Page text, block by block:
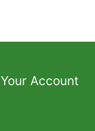
Account